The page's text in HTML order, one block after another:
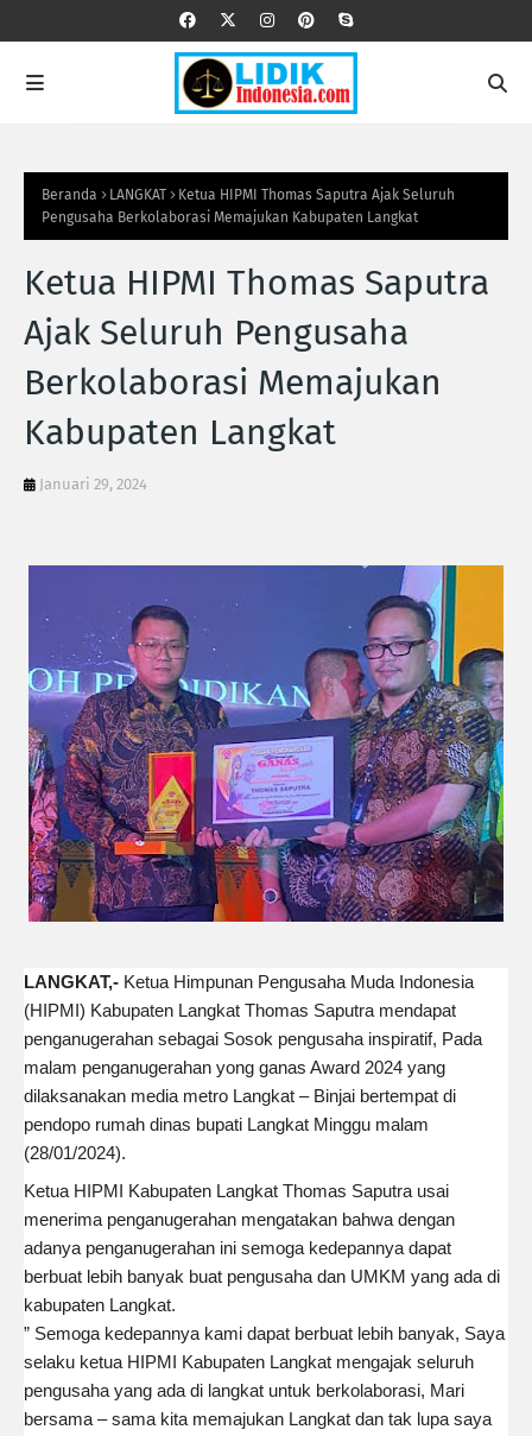
Beranda LANGKAT
Ketua HIPMI Thomas Saputra Ajak Seluruh
Pengusaha Berkolaborasi Memajukan Kabupaten Langkat
Ketua HIPMI Thomas Saputra
Ajak Seluruh Pengusaha
Berkolaborasi Memajukan
Kabupaten Langkat
Januari 29, 2024
LANGKAT,- Ketua Himpunan Pengusaha Muda Indonesia
(HIPMI) Kabupaten Langkat Thomas Saputra mendapat
penganugerahan sebagai Sosok pengusaha inspiratif, Pada
malam penganugerahan yong ganas Award 2024 yang
dilaksanakan media metro Langkat – Binjai bertempat di
pendopo rumah dinas bupati Langkat Minggu malam
(28/01/2024).
Ketua HIPMI Kabupaten Langkat Thomas Saputra usai
menerima penganugerahan mengatakan bahwa dengan
adanya penganugerahan ini semoga kedepannya dapat
berbuat lebih banyak buat pengusaha dan UMKM yang ada di
kabupaten Langkat.
” Semoga kedepannya kami dapat berbuat lebih banyak, Saya
selaku ketua HIPMI Kabupaten Langkat mengajak seluruh
pengusaha yang ada di langkat untuk berkolaborasi, Mari
bersama – sama kita memajukan Langkat dan tak lupa saya